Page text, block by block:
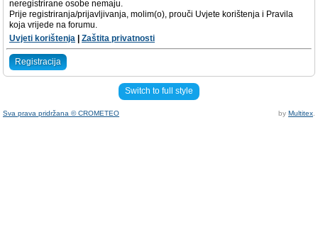
neregistrirane osobe nemaju.
Prije registriranja/prijavljivanja, molim(o), prouči Uvjete korištenja i Pravila
koja vrijede na forumu.
Uvjeti korištenja
Zaštita privatnosti
Registracija
Switch to full style
Sva prava pridržana © CROMETEO by Multitex